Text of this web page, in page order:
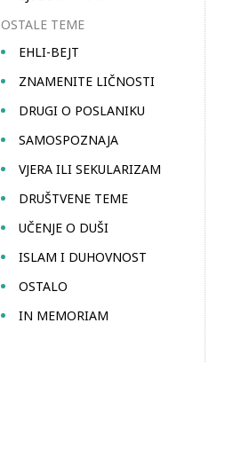
OSTALE TEME
EHLI-BEJT
ZNAMENITE LIČNOSTI
DRUGI O POSLANIKU
SAMOSPOZNAJA
VJERA ILI SEKULARIZAM
DRUŠTVENE TEME
UČENJE O DUŠI
ISLAM I DUHOVNOST
OSTALO
IN MEMORIAM